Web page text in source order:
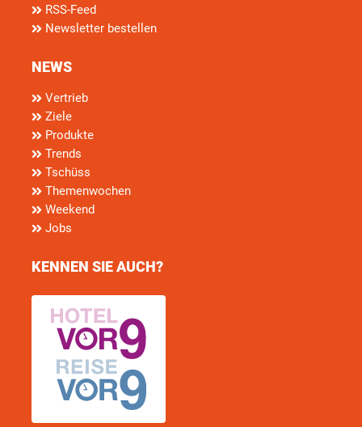
RSS-Feed
Newsletter bestellen
NEWS
Vertrieb
Ziele
Produkte
Trends
Tschüss
Themenwochen
Weekend
Jobs
KENNEN SIE AUCH?